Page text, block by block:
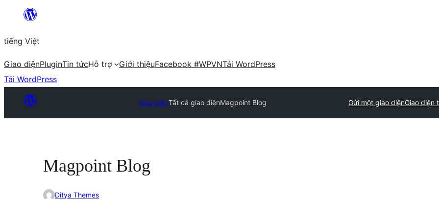
Chuyển
phần
nội
dung
tiếng Việt
Giao diệnPluginTin tứcHỗ trợ Giới thiệuFacebook #WPVNTải WordPress
Tải WordPress
Giao diệnTất cả giao diệnMagpoint Blog Gửi một giao diệnGiao diện
Magpoint Blog
Ditya Themes